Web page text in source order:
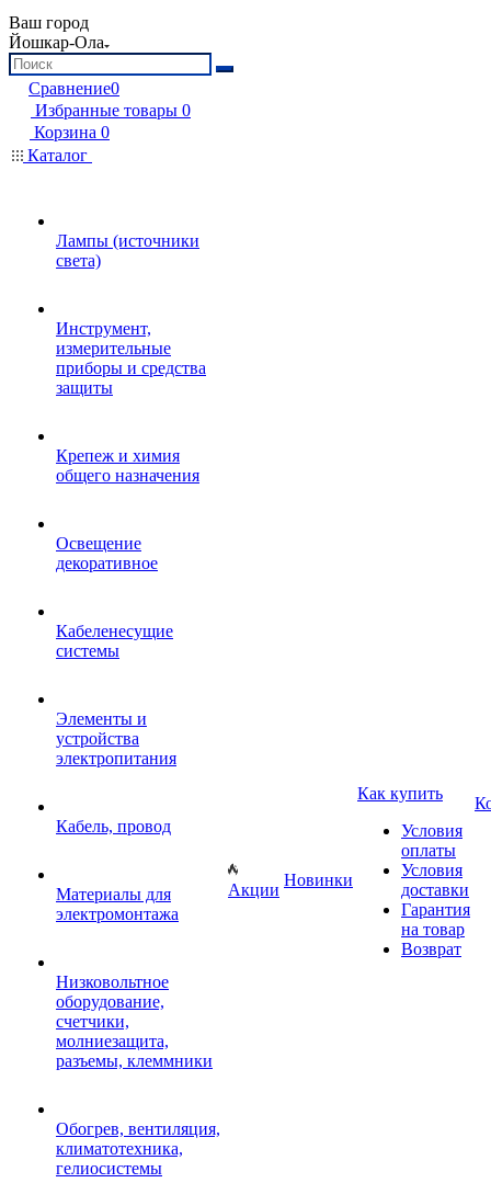
Ваш город
Йошкар-Ола
Сравнение0
Избранные товары 0
Корзина 0
Каталог
Лампы (источники
света)
Инструмент,
измерительные
приборы и средства
защиты
Крепеж и химия
общего назначения
Освещение
декоративное
Кабеленесущие
системы
Элементы и
устройства
электропитания
Кабель, провод
Материалы для
электромонтажа
Низковольтное
оборудование,
счетчики,
молниезащита,
разъемы, клеммники
Обогрев, вентиляция,
климатотехника,
гелиосистемы
Акции
Новинки
Как купить
Условия
оплаты
Условия
доставки
Гарантия
на товар
Возврат